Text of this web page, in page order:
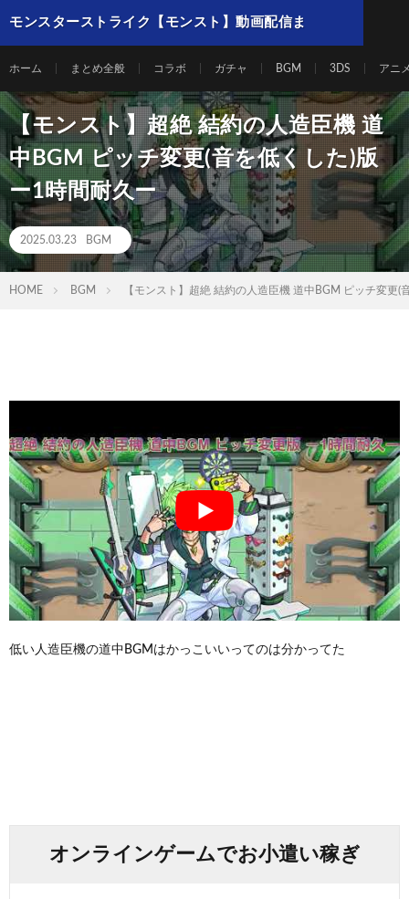
モンスターストライク【モンスト】動画配信ま
ホーム まとめ全般 コラボ ガチャ BGM 3DS アニ
【モンスト】超絶 結約の人造臣機 道
中BGM ピッチ変更(音を低くした)版
ー1時間耐久ー
2025.03.23 BGM
HOME BGM 【モンスト】超絶 結約の人造臣機 道中BGM ピッチ変更(
低い人造臣機の道中BGMはかっこいいってのは分かってた
オンラインゲームでお小遣い稼ぎ